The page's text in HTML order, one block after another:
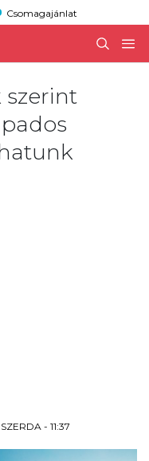
Csomagajánlat
szerint
- 11:37